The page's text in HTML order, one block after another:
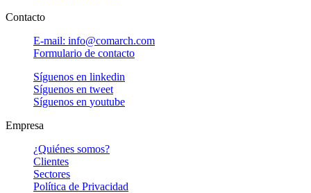
Contacto
E-mail: info@comarch.com
Formulario de contacto
Síguenos en linkedin
Síguenos en tweet
Síguenos en youtube
Empresa
¿Quiénes somos?
Clientes
Sectores
Política de Privacidad